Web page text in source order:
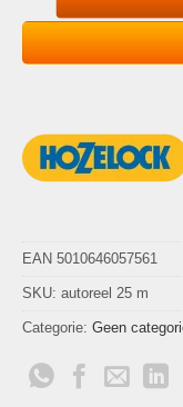
EAN 5010646057561
SKU: autoreel 25 m
Categorie: Geen